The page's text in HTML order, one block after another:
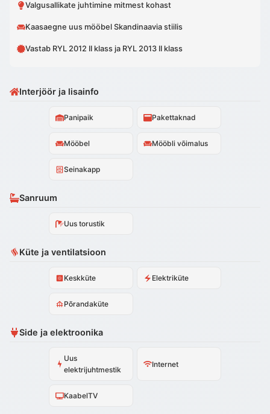
Valgusallikate juhtimine mitmest kohast
Kaasaegne uus mööbel Skandinaavia stiilis
Vastab RYL 2012 II klass ja RYL 2013 II klass
Interjöör ja lisainfo
Panipaik Pakettaknad
Mööbel Mööbli võimalus
Seinakapp
Sanruum
Uus torustik
Küte ja ventilatsioon
Keskküte Elektriküte
Põrandaküte
Side ja elektroonika
Uus
elektrijuhtmestik
Internet
KaabelTV